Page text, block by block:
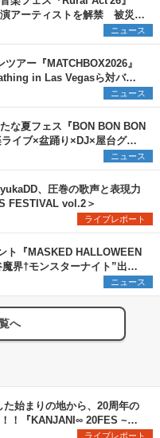
アーティストを解禁 被災地
動も発表
ニュース
アー『MATCHBOX2026』
in Las Vegasら対バン
禁
ニュース
な夏フェス『BON BON BON
イブ×盆踊り×DJ×屋台グル
る2日間
ニュース
、圧巻の歌声と表現力
FESTIVAL vol.2＞
ライブレポート
ト『MASKED HALLOWEEN
界†モンスターナイト”出演6
ニュース
へ
始まりの地から、20周年の
！『KANJANI∞ 20FES ~前
ライブレポート